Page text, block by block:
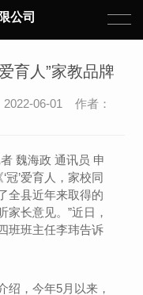
公司
育人”家教品牌
06-01 作者：
魏海政 通讯员 申
冠’爱育人，家校同
全县近年来取得的
家长意见。”近日，
班班主任李玮告诉
绍，今年5月以来，